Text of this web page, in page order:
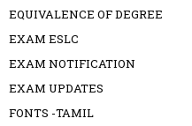
EQUIVALENCE OF DEGREE
EXAM ESLC
EXAM NOTIFICATION
EXAM UPDATES
FONTS -TAMIL